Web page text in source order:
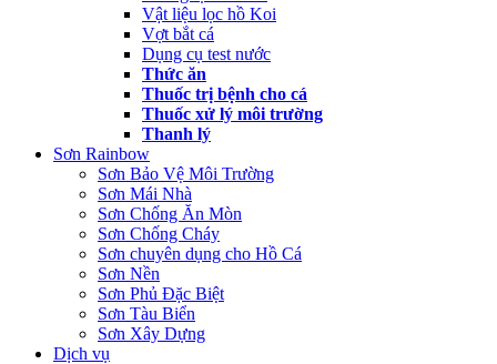
Vật liệu lọc hồ Koi
Vợt bắt cá
Dụng cụ test nước
Thức ăn
Thuốc trị bệnh cho cá
Thuốc xử lý môi trường
Thanh lý
Sơn Rainbow
Sơn Bảo Vệ Môi Trường
Sơn Mái Nhà
Sơn Chống Ăn Mòn
Sơn Chống Cháy
Sơn chuyên dụng cho Hồ Cá
Sơn Nền
Sơn Phủ Đặc Biệt
Sơn Tàu Biển
Sơn Xây Dựng
Dịch vụ